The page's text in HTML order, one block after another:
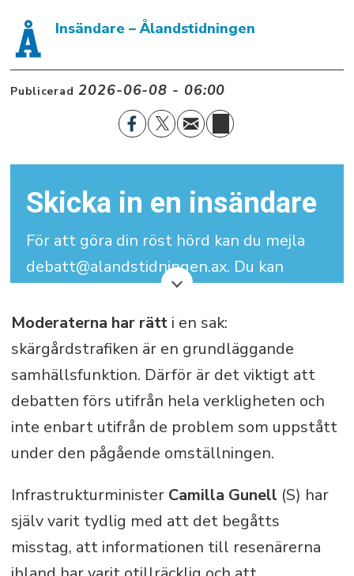
Insändare – Ålandstidningen
Publicerad 2026-06-08 - 06:00
Skicka in en insändare
För att göra din röst hörd kan du mejla
debatt@alandstidningen.ax. Du kan
skriva under med signatur men vi
behöver dina kontaktuppgifter.
Din insändare får maximalt bestå av
3.000 tecken (inklusive mellanslag).
Moderaterna har rätti en sak:
skärgårdstrafiken är en grundläggande
samhällsfunktion. Därför är det viktigt att
debatten förs utifrån hela verkligheten och
inte enbart utifrån de problem som uppstått
under den pågående omställningen.
InfrastrukturministerCamilla Gunell (S) har
själv varit tydlig med att det begåtts
misstag, att informationen till resenärerna